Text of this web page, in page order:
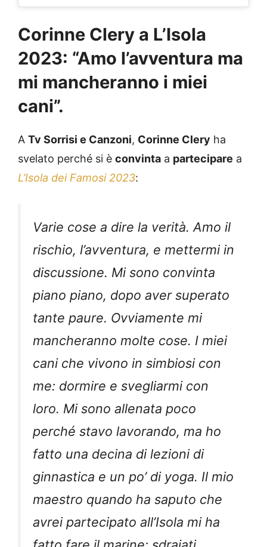
Corinne Clery a L’Isola
2023: “Amo l’avventura ma
mi mancheranno i miei
cani”.
A Tv Sorrisi e Canzoni, Corinne Clery ha
svelato perché si è convinta a partecipare a
L’Isola dei Famosi 2023:
Varie cose a dire la verità. Amo il
rischio, l’avventura, e mettermi in
discussione. Mi sono convinta
piano piano, dopo aver superato
tante paure. Ovviamente mi
mancheranno molte cose. I miei
cani che vivono in simbiosi con
me: dormire e svegliarmi con
loro. Mi sono allenata poco
perché stavo lavorando, ma ho
fatto una decina di lezioni di
ginnastica e un po’ di yoga. Il mio
maestro quando ha saputo che
avrei partecipato all’Isola mi ha